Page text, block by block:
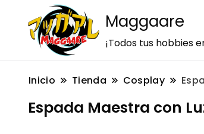
Maggaare
¡Todos tus hobbies
Inicio Tienda Cosplay
Espada Maestra con